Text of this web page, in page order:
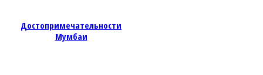
Достопримечательности
Мумбаи